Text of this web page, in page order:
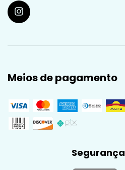
Meios de pagamento
Segurança